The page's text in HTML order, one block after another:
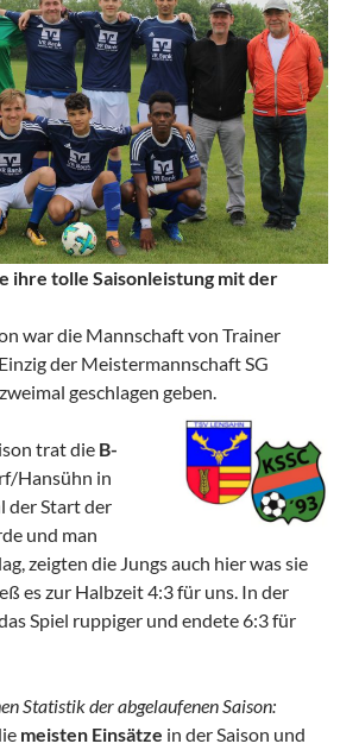
ihre tolle Saisonleistung mit der
war die Mannschaft von Trainer
der Meistermannschaft SG
geschlagen geben.
trat die B-
Hansühn in
der Start der
und man
zeigten die Jungs auch hier was sie
es zur Halbzeit 4:3 für uns. In der
Spiel ruppiger und endete 6:3 für
Statistik der abgelaufenen Saison:
meisten Einsätze in der Saison und